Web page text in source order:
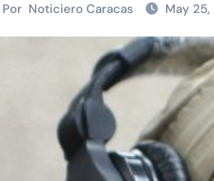
Por Noticiero Caracas May